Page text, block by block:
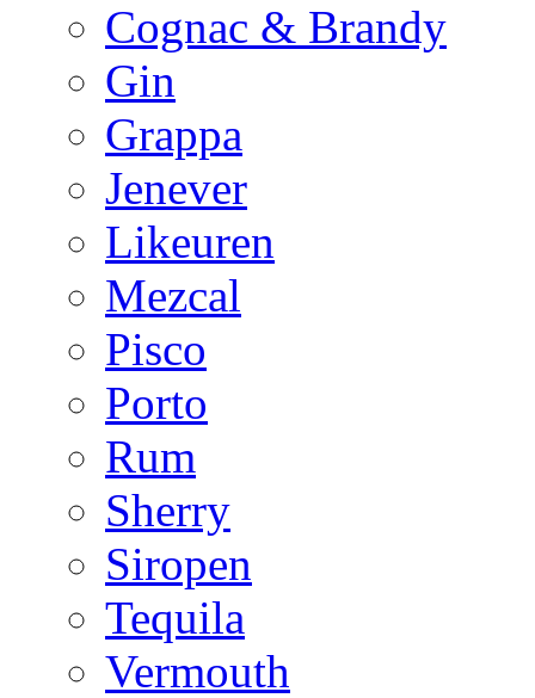
Cognac & Brandy
Gin
Grappa
Jenever
Likeuren
Mezcal
Pisco
Porto
Rum
Sherry
Siropen
Tequila
Vermouth